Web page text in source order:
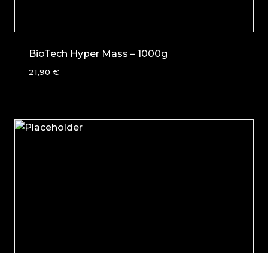
BioTech Hyper Mass – 1000g
21,90 €